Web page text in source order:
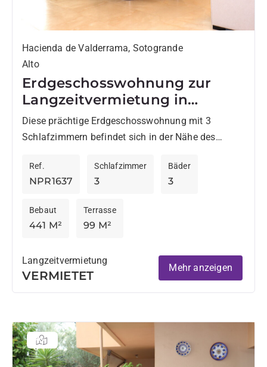
Hacienda de Valderrama, Sotogrande
Alto
Erdgeschosswohnung zur
Langzeitvermietung in
Hacienda Valderrama
Diese prächtige Erdgeschosswohnung mit 3
Schlafzimmern befindet sich in der Nähe des
zeichnet sich durch ihre Großzügigkeit und
insbesondere...
NPR1637
Ref.
3
Schlafzimmer
3
Bäder
441 M²
Bebaut
99 M²
Terrasse
Langzeitvermietung
VERMIETET
Mehr anzeigen